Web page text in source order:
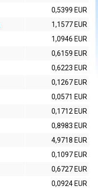
0,5399 EUR
1,1577 EUR
1,0946 EUR
0,6159 EUR
0,6223 EUR
0,1267 EUR
0,0571 EUR
0,1712 EUR
0,8983 EUR
4,9718 EUR
0,1097 EUR
0,6727 EUR
0,0924 EUR